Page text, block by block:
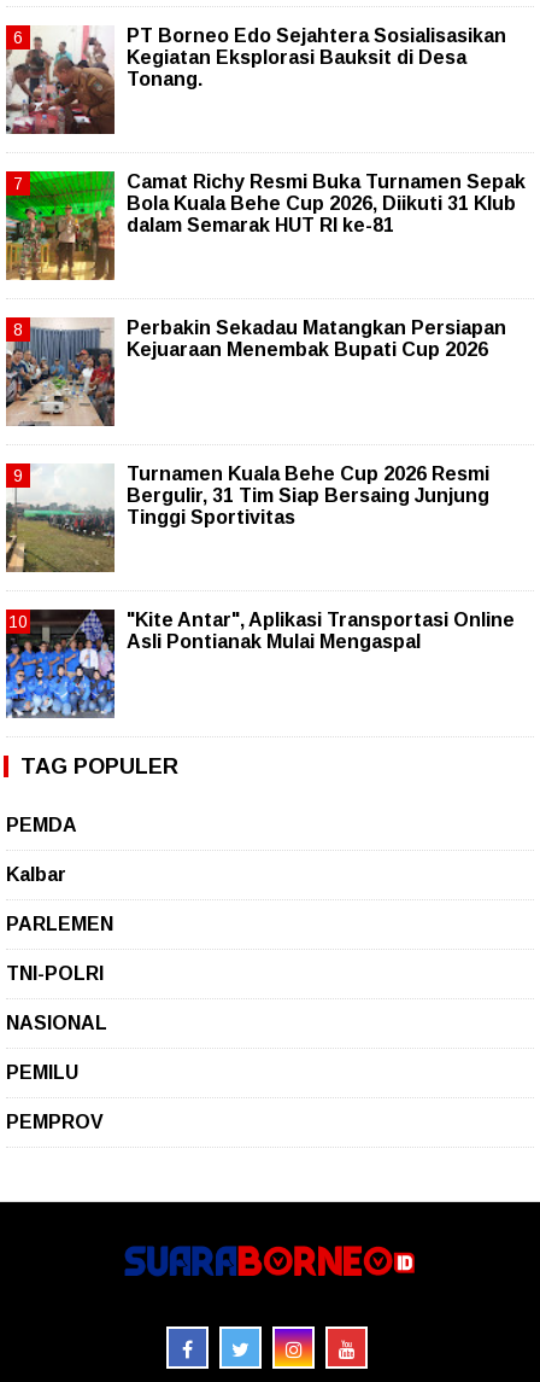
PT Borneo Edo Sejahtera Sosialisasikan
Kegiatan Eksplorasi Bauksit di Desa
Tonang.
Camat Richy Resmi Buka Turnamen Sepak
Bola Kuala Behe Cup 2026, Diikuti 31 Klub
dalam Semarak HUT RI ke-81
Perbakin Sekadau Matangkan Persiapan
Kejuaraan Menembak Bupati Cup 2026
Turnamen Kuala Behe Cup 2026 Resmi
Bergulir, 31 Tim Siap Bersaing Junjung
Tinggi Sportivitas
"Kite Antar", Aplikasi Transportasi Online
Asli Pontianak Mulai Mengaspal
TAG POPULER
PEMDA
Kalbar
PARLEMEN
TNI-POLRI
NASIONAL
PEMILU
PEMPROV